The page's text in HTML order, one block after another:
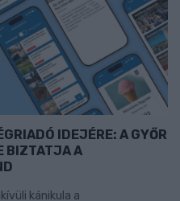
IDEJÉRE: A GYŐR
BIZTATJA A
kánikula a